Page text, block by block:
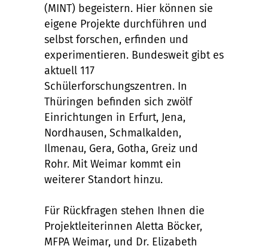
(MINT) begeistern. Hier können sie
eigene Projekte durchführen und
selbst forschen, erfinden und
experimentieren. Bundesweit gibt es
aktuell 117
Schülerforschungszentren. In
Thüringen befinden sich zwölf
Einrichtungen in Erfurt, Jena,
Nordhausen, Schmalkalden,
Ilmenau, Gera, Gotha, Greiz und
Rohr. Mit Weimar kommt ein
weiterer Standort hinzu.
Für Rückfragen stehen Ihnen die
Projektleiterinnen Aletta Böcker,
MFPA Weimar, und Dr. Elizabeth